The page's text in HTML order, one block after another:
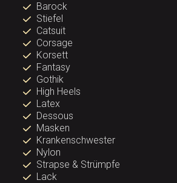
Barock
Stiefel
Catsuit
Corsage
Korsett
Fantasy
Gothik
High Heels
Latex
Dessous
Masken
Krankenschwester
Nylon
Strapse & Strümpfe
Lack